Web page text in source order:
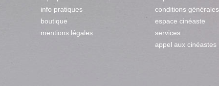
info pratiques
boutique
mentions légales
conditions générales
espace cinéaste
services
appel aux cinéastes